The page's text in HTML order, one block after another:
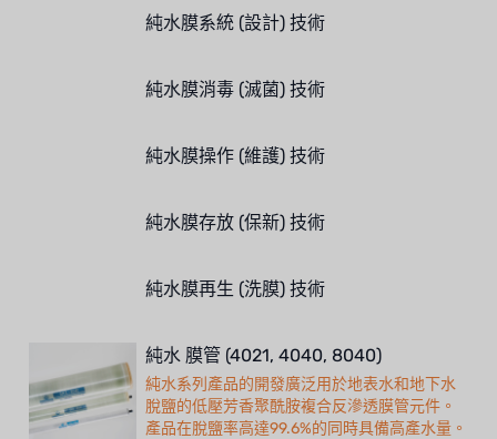
ETATRON
WAVE CYBER
純水膜系統 (設計) 技術
純水膜消毒 (滅菌) 技術
純水膜操作 (維護) 技術
純水膜存放 (保新) 技術
純水膜再生 (洗膜) 技術
純水 膜管 (4021, 4040, 8040)
純水系列產品的開發廣泛用於地表水和地下水
脫鹽的低壓芳香聚酰胺複合反滲透膜管元件。
產品在脫鹽率高達99.6%的同時具備高產水量。